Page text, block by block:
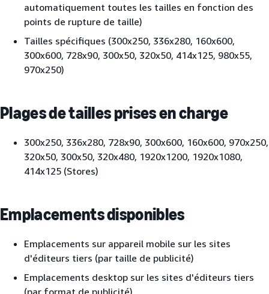
automatiquement toutes les tailles en fonction des
points de rupture de taille)
Tailles spécifiques (300x250, 336x280, 160x600,
300x600, 728x90, 300x50, 320x50, 414x125, 980x55,
970x250)
Plages de tailles prises en charge
300x250, 336x280, 728x90, 300x600, 160x600, 970x250,
320x50, 300x50, 320x480, 1920x1200, 1920x1080,
414x125 (Stores)
Emplacements disponibles
Emplacements sur appareil mobile sur les sites
d'éditeurs tiers (par taille de publicité)
Emplacements desktop sur les sites d'éditeurs tiers